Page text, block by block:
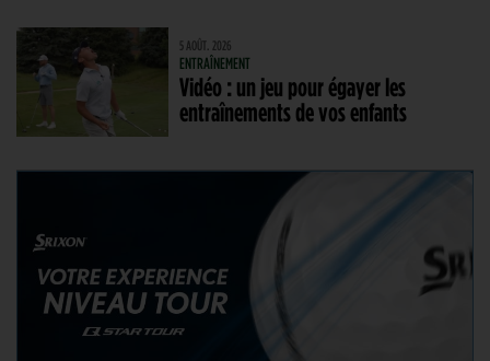
5 AOÛT. 2026
ENTRAÎNEMENT
Vidéo : un jeu pour égayer les
entraînements de vos enfants